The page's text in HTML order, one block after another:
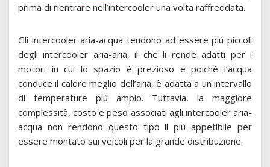
prima di rientrare nell’intercooler una volta raffreddata.
Gli intercooler aria-acqua tendono ad essere più piccoli
degli intercooler aria-aria, il che li rende adatti per i
motori in cui lo spazio è prezioso e poiché l’acqua
conduce il calore meglio dell’aria, è adatta a un intervallo
di temperature più ampio. Tuttavia, la maggiore
complessità, costo e peso associati agli intercooler aria-
acqua non rendono questo tipo il più appetibile per
essere montato sui veicoli per la grande distribuzione.